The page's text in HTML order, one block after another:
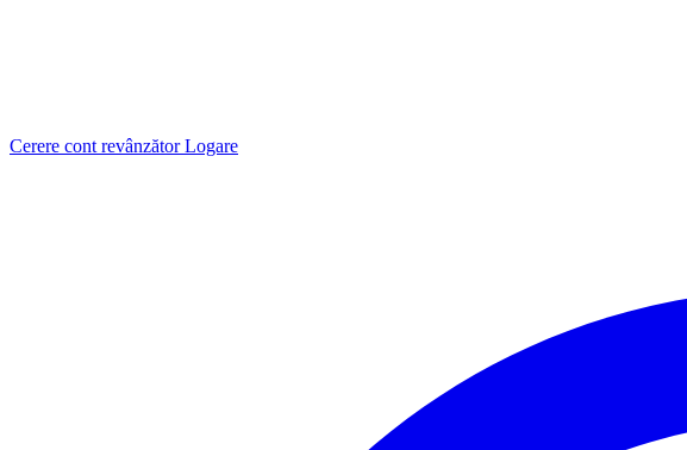
Cerere cont revânzător Logare